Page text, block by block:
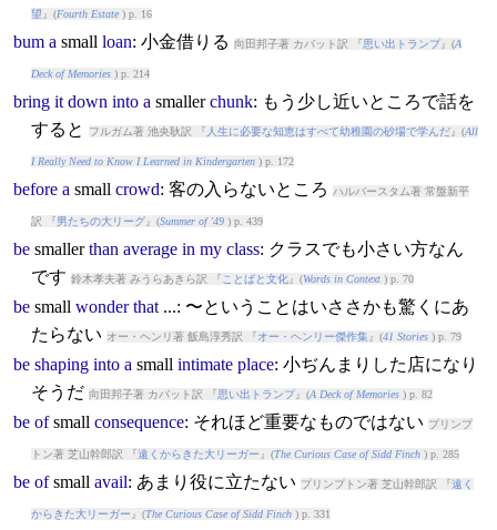
望 』(Fourth Estate) p. 16
bum a small loan: 小金借りる 向田邦子著 カバット訳 『思い出トランプ』(A
Deck of Memories) p. 214
bring it down into a smallerchunk: もう少し近いところで話を
すると
フルガム著 池央耿訳 『 人生に必要な知恵はすべて幼稚園の砂場で学んだ』(All
I Really Need to Know I Learned in Kindergarten) p. 172
before a small crowd: 客の入らないところ ハルバースタム著 常盤新平
訳 『男たちの大リーグ』(Summer of '49) p. 439
be smallerthan average in my class: クラスでも小さい方なん
です 鈴木孝夫著 みうらあきら訳 『 ことばと文化』(Words in Context) p. 70
be small wonder that...: 〜ということはいささかも驚くにあ
たらない オー・ヘンリ著 飯島淳秀訳 『オー・ヘンリー傑作集』(41 Stories) p. 79
be shaping into a small intimate place: 小ぢんまりした店になり
そうだ 向田邦子著 カバット訳 『思い出トランプ』(A Deck of Memories) p. 82
be of small consequence: それほど重要なものではない プリンプ
トン著 芝山幹郎訳 『遠くからきた大リーガー 』(The Curious Case of Sidd Finch) p. 285
be of small avail: あまり役に立たない プリンプトン著 芝山幹郎訳 『遠く
からきた大リーガー 』(The Curious Case of Sidd Finch) p. 331